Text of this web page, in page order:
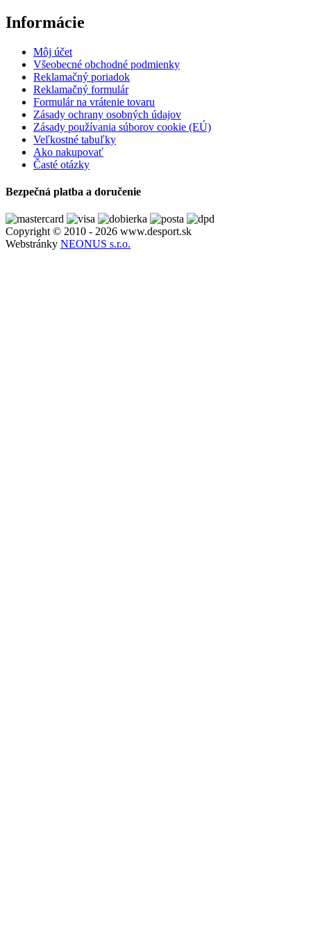
Informácie
Môj účet
Všeobecné obchodné podmienky
Reklamačný poriadok
Reklamačný formulár
Formulár na vrátenie tovaru
Zásady ochrany osobných údajov
Zásady používania súborov cookie (EÚ)
Veľkostné tabuľky
Ako nakupovať
Časté otázky
Bezpečná platba a doručenie
Copyright © 2010 - 2026 www.desport.sk
Webstránky NEONUS s.r.o.